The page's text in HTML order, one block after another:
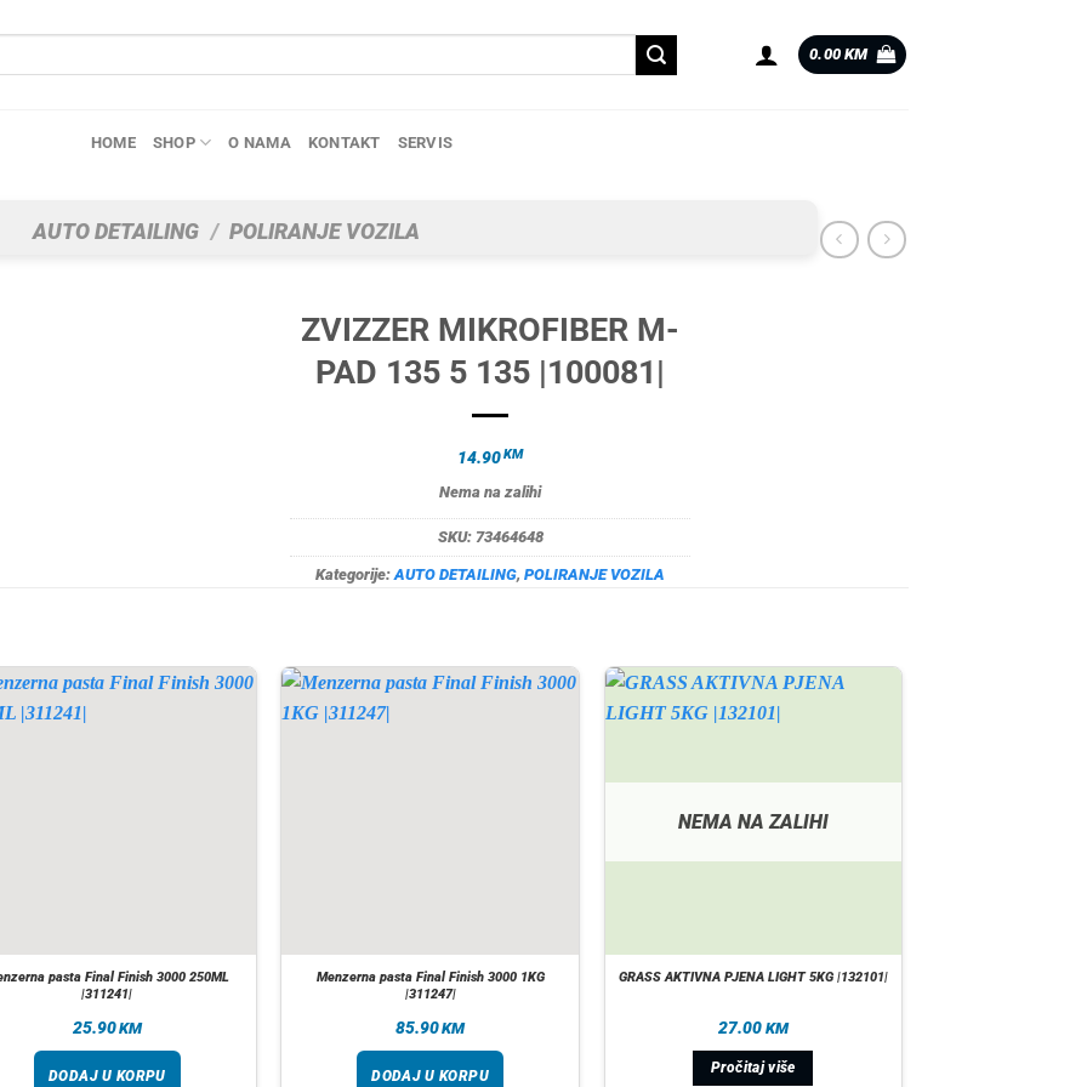
0.00 KM
HOME SHOP O NAMA KONTAKT SERVIS
AUTO DETAILING / POLIRANJE VOZILA
ZVIZZER MIKROFIBER M-
PAD 135 5 135 |100081|
14.90KM
Nema na zalihi
SKU: 73464648
Kategorije: AUTO DETAILING, POLIRANJE VOZILA
pasta Final Finish 3000 250ML
|311241|
25.90KM
DODAJ U KORPU
Menzerna pasta Final Finish 3000 1KG
|311247|
85.90KM
DODAJ U KORPU
NEMA NA ZALIHI
GRASS AKTIVNA PJENA LIGHT 5KG |132101|
27.00 KM
Pročitaj više